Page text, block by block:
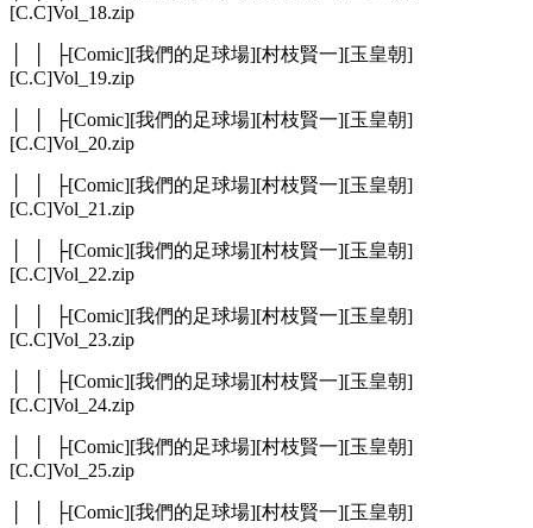
[C.C]Vol_18.zip
│ │ ├[Comic][我們的足球場][村枝賢一][玉皇朝]
[C.C]Vol_19.zip
│ │ ├[Comic][我們的足球場][村枝賢一][玉皇朝]
[C.C]Vol_20.zip
│ │ ├[Comic][我們的足球場][村枝賢一][玉皇朝]
[C.C]Vol_21.zip
│ │ ├[Comic][我們的足球場][村枝賢一][玉皇朝]
[C.C]Vol_22.zip
│ │ ├[Comic][我們的足球場][村枝賢一][玉皇朝]
[C.C]Vol_23.zip
│ │ ├[Comic][我們的足球場][村枝賢一][玉皇朝]
[C.C]Vol_24.zip
│ │ ├[Comic][我們的足球場][村枝賢一][玉皇朝]
[C.C]Vol_25.zip
│ │ ├[Comic][我們的足球場][村枝賢一][玉皇朝]